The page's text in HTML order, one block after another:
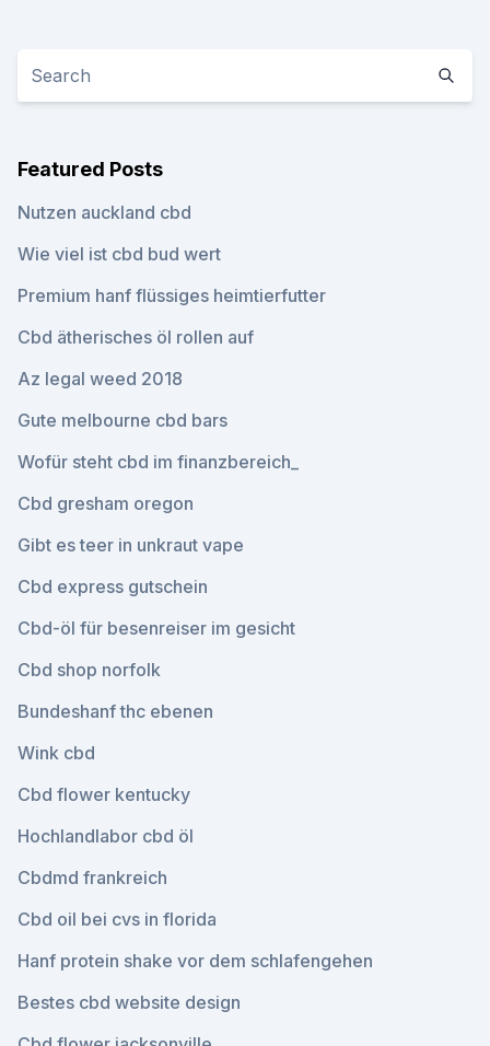
Featured Posts
Nutzen auckland cbd
Wie viel ist cbd bud wert
Premium hanf flüssiges heimtierfutter
Cbd ätherisches öl rollen auf
Az legal weed 2018
Gute melbourne cbd bars
Wofür steht cbd im finanzbereich_
Cbd gresham oregon
Gibt es teer in unkraut vape
Cbd express gutschein
Cbd-öl für besenreiser im gesicht
Cbd shop norfolk
Bundeshanf thc ebenen
Wink cbd
Cbd flower kentucky
Hochlandlabor cbd öl
Cbdmd frankreich
Cbd oil bei cvs in florida
Hanf protein shake vor dem schlafengehen
Bestes cbd website design